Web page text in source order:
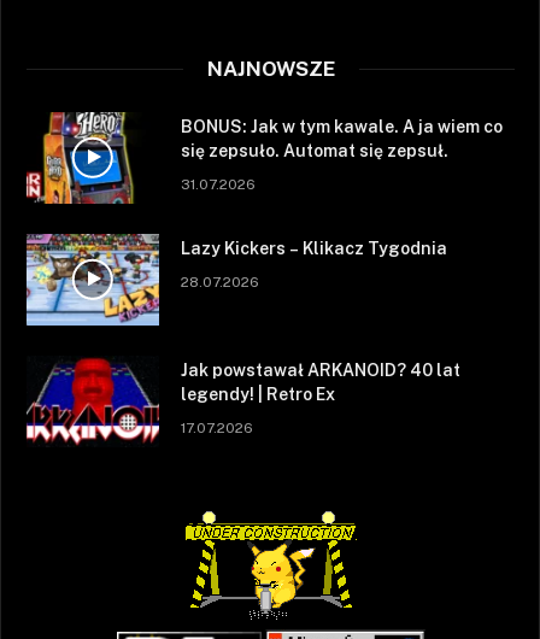
NAJNOWSZE
BONUS: Jak w tym kawale. A ja wiem co
się zepsuło. Automat się zepsuł.
31.07.2026
Lazy Kickers – Klikacz Tygodnia
28.07.2026
Jak powstawał ARKANOID? 40 lat
legendy! | Retro Ex
17.07.2026